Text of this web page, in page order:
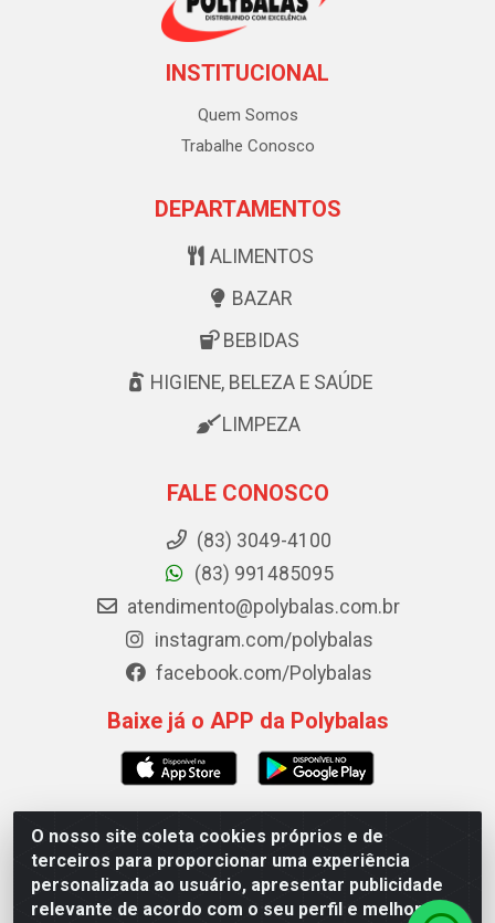
O nosso site coleta cookies próprios e de
terceiros para proporcionar uma experiência
personalizada ao usuário, apresentar publicidade
relevante de acordo com o seu perfil e melhorar a
INSTITUCIONAL
Quem Somos
Trabalhe Conosco
DEPARTAMENTOS
ALIMENTOS
BAZAR
BEBIDAS
HIGIENE, BELEZA E SAÚDE
LIMPEZA
FALE CONOSCO
(83) 3049-4100
(83) 991485095
atendimento@polybalas.com.br
instagram.com/polybalas
facebook.com/Polybalas
Baixe já o APP da Polybalas
Polybalas - Rua João Miguel de Souza, 173 Galpão B -
Ernesto Geisel, João Pessoa/PB - CEP 58.075-075 - CNPJ
00.909.327/0002-61